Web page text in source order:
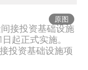
原图
接投资基础设施
起正式实施。
投资基础设施项